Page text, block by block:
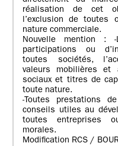
réalisation de cet
l’exclusion de toutes
nature commerciale.
Nouvelle mention :
participations ou
toutes sociétés,
valeurs mobilières et
sociaux et titres de
toute nature.
-Toutes prestations
conseils utiles au
toutes entreprises
morales.
Modification RCS /